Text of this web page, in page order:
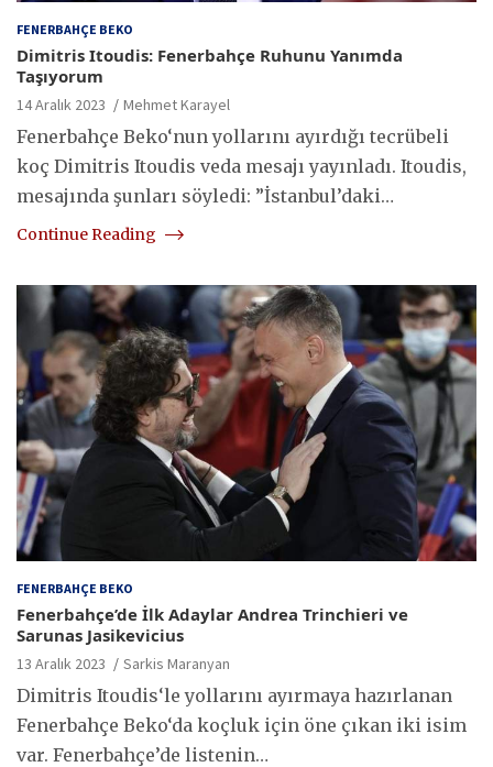
FENERBAHÇE BEKO
Dimitris Itoudis: Fenerbahçe Ruhunu Yanımda
Taşıyorum
14 Aralık 2023 Mehmet Karayel
Fenerbahçe Beko‘nun yollarını ayırdığı tecrübeli
koç Dimitris Itoudis veda mesajı yayınladı. Itoudis,
mesajında şunları söyledi: ”İstanbul’daki…
Continue Reading
FENERBAHÇE BEKO
Fenerbahçe’de İlk Adaylar Andrea Trinchieri ve
Sarunas Jasikevicius
13 Aralık 2023 Sarkis Maranyan
Dimitris Itoudis‘le yollarını ayırmaya hazırlanan
Fenerbahçe Beko‘da koçluk için öne çıkan iki isim
var. Fenerbahçe’de listenin…